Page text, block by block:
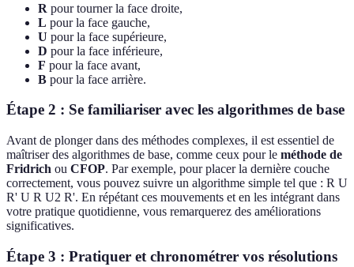
R pour tourner la face droite,
L pour la face gauche,
U pour la face supérieure,
D pour la face inférieure,
F pour la face avant,
B pour la face arrière.
Étape 2 : Se familiariser avec les algorithmes de base
Avant de plonger dans des méthodes complexes, il est essentiel de
maîtriser des algorithmes de base, comme ceux pour le méthode de
Fridrich ou CFOP. Par exemple, pour placer la dernière couche
correctement, vous pouvez suivre un algorithme simple tel que : R U
R' U R U2 R'. En répétant ces mouvements et en les intégrant dans
votre pratique quotidienne, vous remarquerez des améliorations
significatives.
Étape 3 : Pratiquer et chronométrer vos résolutions